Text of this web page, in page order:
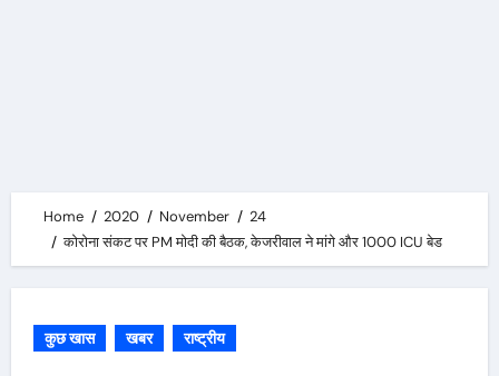
Home 2020 November
24
कोरोना संकट पर PM मोदी की बैठक, केजरीवाल ने मांगे और 1000 ICU बेड
कुछ खास खबर राष्ट्रीय